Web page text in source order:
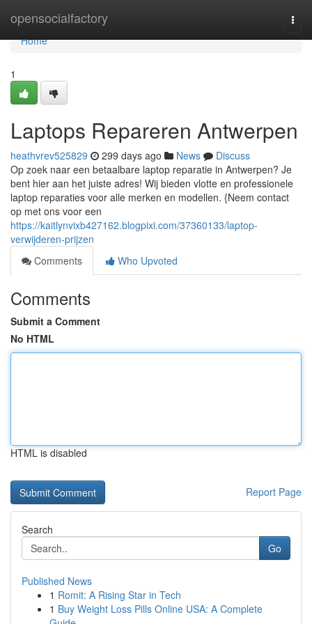
opensocialfactory
Home
Home
1
Laptops Repareren Antwerpen
heathvrev525829 299 days ago News
Discuss
Op zoek naar een betaalbare laptop reparatie in Antwerpen? Je
bent hier aan het juiste adres! Wij bieden vlotte en professionele
laptop reparaties voor alle merken en modellen. {Neem contact
op met ons voor een
https://kaitlynvixb427162.blogpixi.com/37360133/laptop-
verwijderen-prijzen
Comments
Who Upvoted
Comments
Submit a Comment
No HTML
HTML is disabled
Report Page
Search
Go
Published News
1 Romit: A Rising Star in Tech
1 Buy Weight Loss Pills Online USA: A Complete